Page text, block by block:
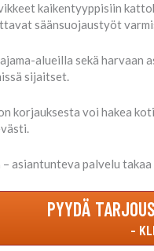
kaikentyyppisiin
säänsuojaustyöt
alueilla sekä
sijaitset.
korjauksesta voi hakea
asiantunteva palvelu
PYYDÄ